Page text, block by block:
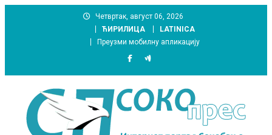
Четвртак, август 06, 2026
ЋИРИЛИЦА
LATINICA
Преузми мобилну апликацију